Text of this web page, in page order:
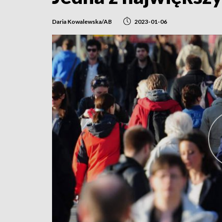
Daria Kowalewska/AB 2023-01-06